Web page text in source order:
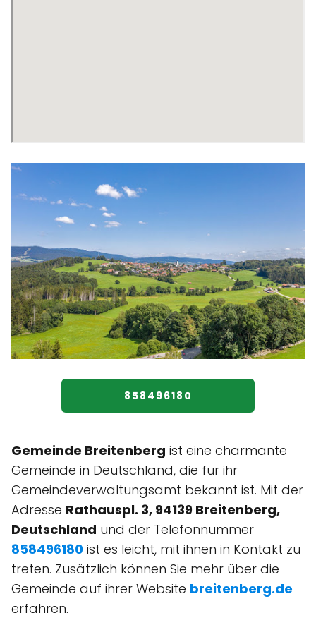
858496180
Gemeinde Breitenberg ist eine charmante
Gemeinde in Deutschland, die für ihr
Gemeindeverwaltungsamt bekannt ist. Mit der
Adresse Rathauspl. 3, 94139 Breitenberg,
Deutschland und der Telefonnummer
858496180 ist es leicht, mit ihnen in Kontakt zu
treten. Zusätzlich können Sie mehr über die
Gemeinde auf ihrer Website breitenberg.de
erfahren.